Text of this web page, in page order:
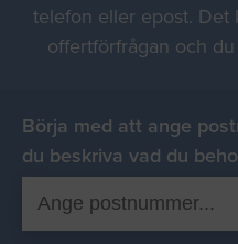
telefon eller epost. Det
offertförfrågan och
Börja med att ange
du beskriva vad du